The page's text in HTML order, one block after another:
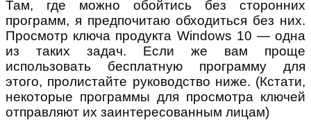
Там, где можно обойтись без сторонних
программ, я предпочитаю обходиться без них.
Просмотр ключа продукта Windows 10 — одна
из таких задач. Если же вам проще
использовать бесплатную программу для
этого, пролистайте руководство ниже. (Кстати,
некоторые программы для просмотра ключей
отправляют их заинтересованным лицам)